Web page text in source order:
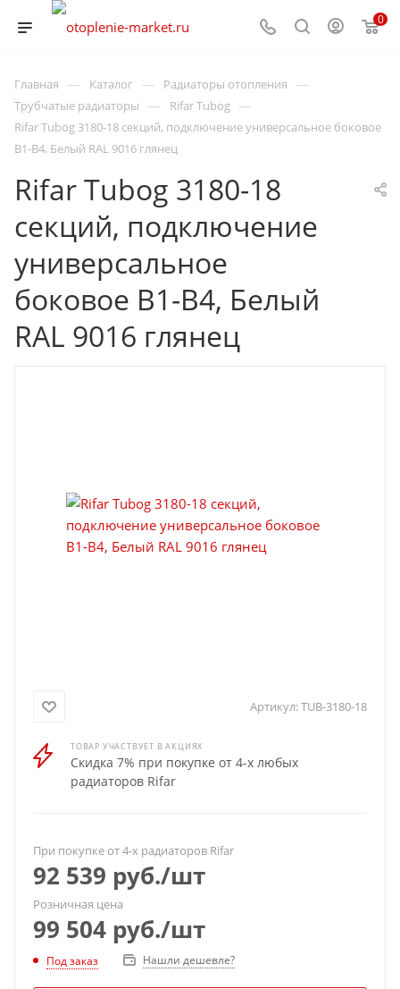
0
Главная — Каталог — Радиаторы отопления —
Трубчатые радиаторы — Rifar Tubog —
Rifar Tubog 3180-18 секций, подключение универсальное боковое
B1-B4, Белый RAL 9016 глянец
Rifar Tubog 3180-18
секций, подключение
универсальное
боковое B1-B4, Белый
RAL 9016 глянец
Артикул:TUB-3180-18
ТОВАР УЧАСТВУЕТ В АКЦИЯХ
Скидка 7% при покупке от 4-х любых
радиаторов Rifar
При покупке от 4-х радиаторов Rifar
92 539 руб./шт
Розничная цена
99 504 руб./шт
Под заказ Нашли дешевле?